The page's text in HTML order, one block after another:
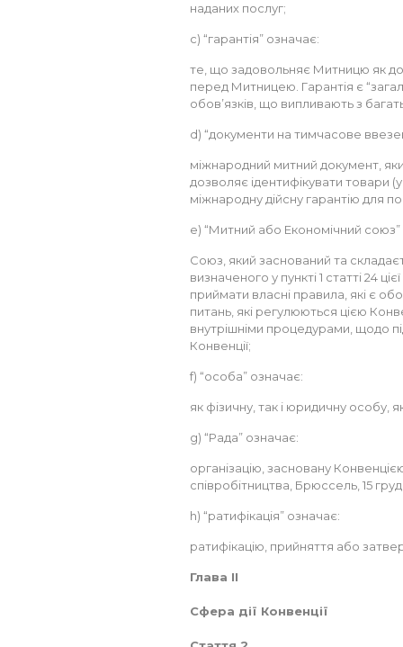
наданих послуг;
c) “гарантія” означає:
те, що задовольняє Митницю як
перед Митницею. Гарантія є
обов’язків, що випливають з
d) “документи на тимчасове
міжнародний митний документ,
дозволяє ідентифікувати товари
міжнародну дійсну гарантію для
e) “Митний або Економічний союз”
Союз, який заснований та
визначеного у пункті 1 статті 24
приймати власні правила, які є
питань, які регулюються цією
внутрішніми процедурами, щодо
Конвенції;
f) “особа” означає:
як фізичну, так і юридичну
g) “Рада” означає:
організацію, засновану
співробітництва, Брюссель, 15
h) “ратифікація” означає:
ратифікацію, прийняття або
Глава II
Сфера дії Конвенції